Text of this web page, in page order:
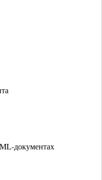
документах